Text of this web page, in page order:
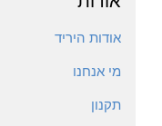
אודות היריד
מי אנחנו
תקנון